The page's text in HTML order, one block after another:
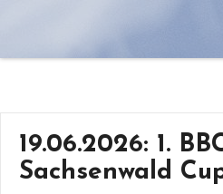
19.06.2026: 1.
Sachsenwald